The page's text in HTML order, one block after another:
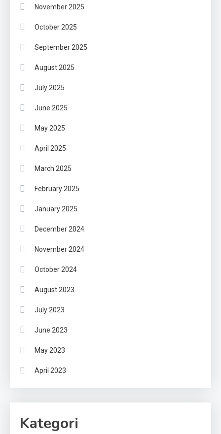
November 2025
October 2025
September 2025
August 2025
July 2025
June 2025
May 2025
April 2025
March 2025
February 2025
January 2025
December 2024
November 2024
October 2024
August 2023
July 2023
June 2023
May 2023
April 2023
Kategori